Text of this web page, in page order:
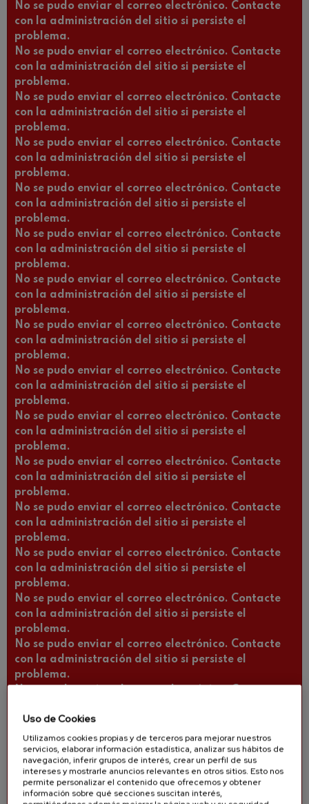
No se pudo enviar el correo electrónico. Contacte
con la administración del sitio si persiste el
problema.
No se pudo enviar el correo electrónico. Contacte
con la administración del sitio si persiste el
problema.
No se pudo enviar el correo electrónico. Contacte
con la administración del sitio si persiste el
problema.
No se pudo enviar el correo electrónico. Contacte
con la administración del sitio si persiste el
problema.
No se pudo enviar el correo electrónico. Contacte
con la administración del sitio si persiste el
problema.
No se pudo enviar el correo electrónico. Contacte
con la administración del sitio si persiste el
problema.
No se pudo enviar el correo electrónico. Contacte
con la administración del sitio si persiste el
problema.
No se pudo enviar el correo electrónico. Contacte
con la administración del sitio si persiste el
problema.
No se pudo enviar el correo electrónico. Contacte
con la administración del sitio si persiste el
problema.
No se pudo enviar el correo electrónico. Contacte
con la administración del sitio si persiste el
problema.
No se pudo enviar el correo electrónico. Contacte
con la administración del sitio si persiste el
problema.
No se pudo enviar el correo electrónico. Contacte
con la administración del sitio si persiste el
problema.
No se pudo enviar el correo electrónico. Contacte
con la administración del sitio si persiste el
problema.
No se pudo enviar el correo electrónico. Contacte
con la administración del sitio si persiste el
problema.
No se pudo enviar el correo electrónico. Contacte
con la administración del sitio si persiste el
problema.
problema.
No se pudo enviar el correo electrónico. Contacte
con la administración del sitio si persiste el
problema.
No se pudo enviar el correo electrónico. Contacte
con la administración del sitio si persiste el
Uso de Cookies
Utilizamos cookies propias y de terceros para mejorar nuestros
servicios, elaborar información estadística, analizar sus hábitos de
navegación, inferir grupos de interés, crear un perfil de sus
intereses y mostrarle anuncios relevantes en otros sitios. Esto nos
permite personalizar el contenido que ofrecemos y obtener
información sobre qué secciones suscitan interés,